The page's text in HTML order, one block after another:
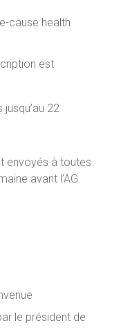
cause health
est
22
envoyés à toutes
avant l’AG.
le président de